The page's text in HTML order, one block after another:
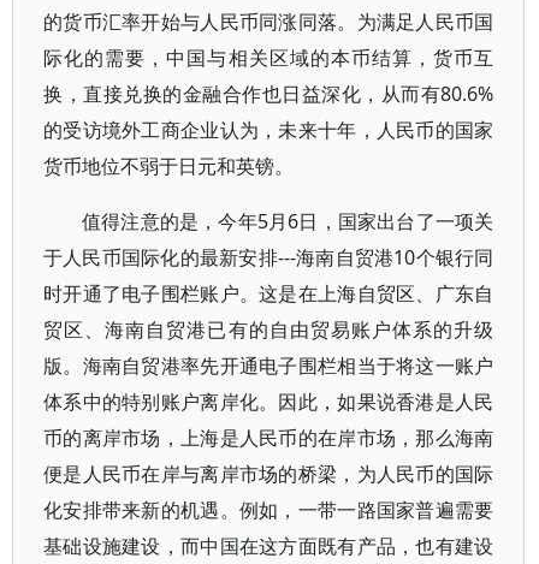
的货币汇率开始与人民币同涨同落。为满足人民币国
际化的需要，中国与相关区域的本币结算，货币互
换，直接兑换的金融合作也日益深化，从而有80.6%
的受访境外工商企业认为，未来十年，人民币的国家
货币地位不弱于日元和英镑。
值得注意的是，今年5月6日，国家出台了一项关
于人民币国际化的最新安排---海南自贸港10个银行同
时开通了电子围栏账户。这是在上海自贸区、广东自
贸区、海南自贸港已有的自由贸易账户体系的升级
版。海南自贸港率先开通电子围栏相当于将这一账户
体系中的特别账户离岸化。因此，如果说香港是人民
币的离岸市场，上海是人民币的在岸市场，那么海南
便是人民币在岸与离岸市场的桥梁，为人民币的国际
化安排带来新的机遇。例如，一带一路国家普遍需要
基础设施建设，而中国在这方面既有产品，也有建设